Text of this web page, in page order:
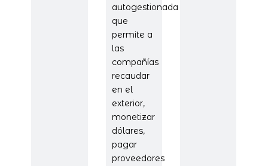
autogestionada
que
permite a
las
compañías
recaudar
en el
exterior,
monetizar
dólares,
pagar
proveedores